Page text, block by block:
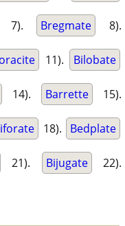
7). Bregmate 8).
11). Bilobate
14). Barrette 15).
18). Bedplate
21). Bijugate 22).